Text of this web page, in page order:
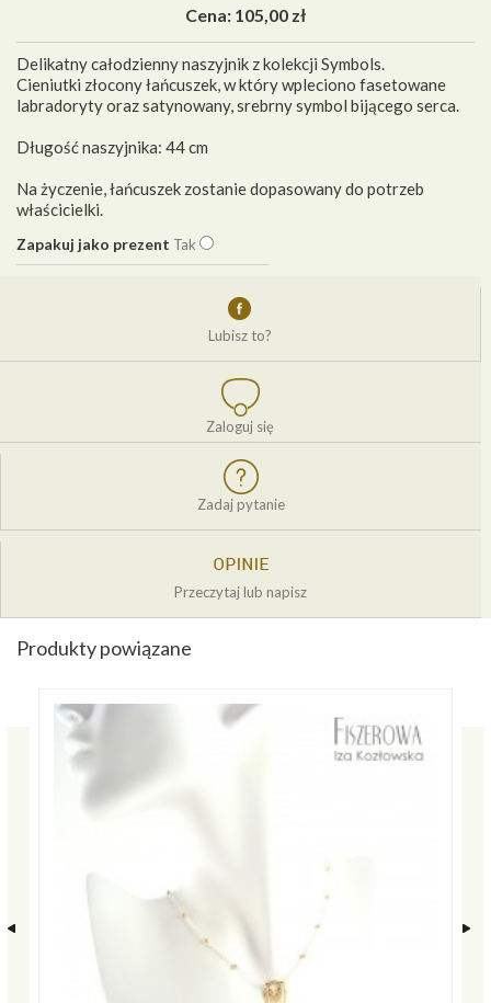
Cena: 105,00 zł
Delikatny całodzienny naszyjnik z kolekcji Symbols.
Cieniutki złocony łańcuszek, w który wpleciono fasetowane
labradoryty oraz satynowany, srebrny symbol bijącego serca.
Długość naszyjnika: 44 cm
Na życzenie, łańcuszek zostanie dopasowany do potrzeb
właścicielki.
Zapakuj jako prezent Tak
Lubisz to?
Zaloguj się
Zadaj pytanie
Przeczytaj lub napisz
Produkty powiązane